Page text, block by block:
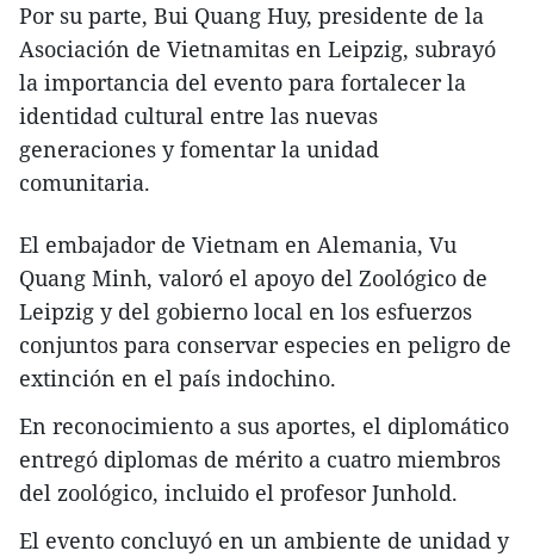
Por su parte, Bui Quang Huy, presidente de la
Asociación de Vietnamitas en Leipzig, subrayó
la importancia del evento para fortalecer la
identidad cultural entre las nuevas
generaciones y fomentar la unidad
comunitaria.
El embajador de Vietnam en Alemania, Vu
Quang Minh, valoró el apoyo del Zoológico de
Leipzig y del gobierno local en los esfuerzos
conjuntos para conservar especies en peligro de
extinción en el país indochino.
En reconocimiento a sus aportes, el diplomático
entregó diplomas de mérito a cuatro miembros
del zoológico, incluido el profesor Junhold.
El evento concluyó en un ambiente de unidad y